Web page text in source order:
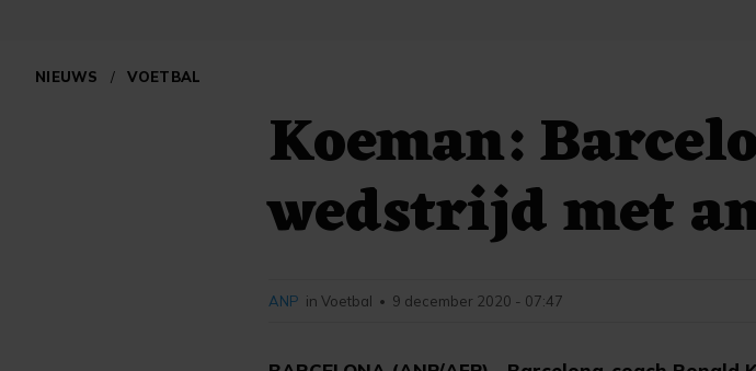
NIEUWS / VOETBAL
Koeman:
wedstrijd met
ANP in Voetbal • 9 december 2020 - 07:47